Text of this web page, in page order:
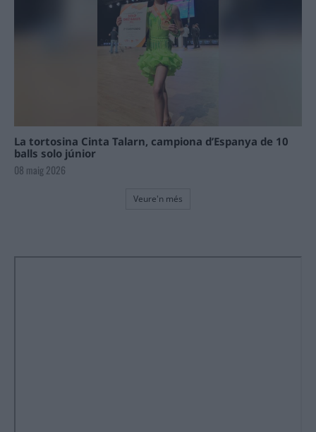
La tortosina Cinta Talarn, campiona d’Espanya de 10
balls solo júnior
08 maig 2026
Veure'n més